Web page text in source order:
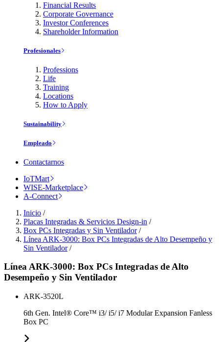
Financial Results
Corporate Governance
Investor Conferences
Shareholder Information
Profesionales
Professions
Life
Training
Locations
How to Apply
Sustainability
Empleado
Contactarnos
IoTMart
WISE-Marketplace
A-Connect
Inicio /
Placas Integradas & Servicios Design-in /
Box PCs Integradas y Sin Ventilador/
Línea ARK-3000: Box PCs Integradas de Alto Desempeño y
Sin Ventilador/
Línea ARK-3000: Box PCs Integradas de Alto
Desempeño y Sin Ventilador
ARK-3520L
6th Gen. Intel® Core™ i3/ i5/ i7 Modular Expansion Fanless
Box PC